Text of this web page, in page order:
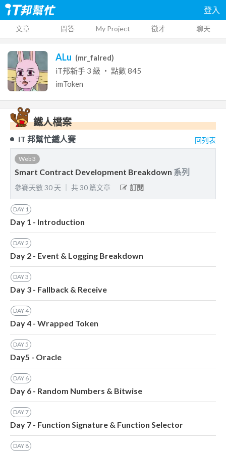
登入
文章 問答 My Project 徵才 聊天
ALu (mr_falred)
iT邦新手 3 級 ‧ 點數845
imToken
鐵人檔案
iT 邦幫忙鐵人賽 回列表
Web 3
Smart Contract Development Breakdown 系列
參賽天數30 天 共30 篇文章 訂閱
DAY 1
Day 1 - Introduction
DAY2
Day 2 - Event & Logging Breakdown
DAY3
Day 3 - Fallback & Receive
DAY4
Day 4 - Wrapped Token
DAY5
Day5 - Oracle
DAY 6
Day 6 - Random Numbers & Bitwise
DAY7
Day 7 - Function Signature & Function Selector
DAY 8